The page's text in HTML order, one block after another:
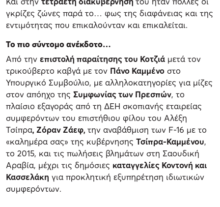
γκρίζες ζώνες παρά το… φως της διαφάνειας και της
εντιμότητας που επικαλούνταν και επικαλείται.
Το πιο σύντομο ανέκδοτο…
Από την επιστολή παραίτησης του Κοτζιά μετά τον
τρικούβερτο καβγά με τον Πάνο Καμμένο στο
Υπουργικό Συμβούλιο, με αλληλοκατηγορίες για μίζες
στον απόηχο της Συμφωνίας των Πρεσπών, το
πλαίσιο εξαγοράς από τη ΔΕΗ σκοπιανής εταιρείας
συμφερόντων του επιστήθιου φίλου του Αλέξη
Τσίπρα, Ζόραν Ζάεφ, την αναβάθμιση των F-16 με το
«καλημέρα σας» της κυβέρνησης Τσίπρα-Καμμένου,
το 2015, και τις πωλήσεις βλημάτων στη Σαουδική
Αραβία, μέχρι τις δημόσιες καταγγελίες Κοντονή και
Κασσελάκη για προκλητική εξυπηρέτηση ιδιωτικών
συμφερόντων.